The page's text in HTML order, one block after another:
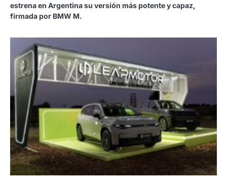
estrena en Argentina su versión más potente y capaz,
firmada por BMW M.